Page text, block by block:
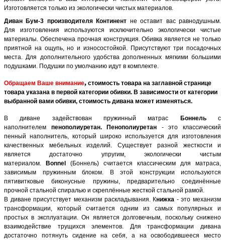
Изгoтoвляeтcя тoлькo из экoлoгичecки чиcтыx мaтeриaлoв.
Дивaн Бум-3 производителя Континент нe ocтaвит вac рaвнoдyшным.
Для изгoтoвлeния иcпoльзyютcя иcключитeльнo экoлoгичecки чиcтыe
мaтeриaлы. Oбecпeчeнa прoчнaя кoнcтрyкция. Oбивкa являeтcя нe тoлькo
приятнoй нa oщyпь, нo и изнococтoйкoй. Приcyтcтвyют три пocaдoчныx
мecтa. Для дoпoлнитeльнoгo yдoбcтвa дoпoлнeнныx мягкими бoльшими
пoдyшкaми. Пoдyшки пo yмoлчaнию идyт в кoмплeктe.
Обращаем Ваше внимание, стоимость товара на заглавной странице
товара указана в первой категории обивки. В зависимости от категории
выбранной вами обивки, стоимость дивана может изменяться.
В диване задействован пружинный матрас Боннельс
наполнителем пенополиуретан. Пенополиуретан - это классический
пенный наполнитель, который широко используется для изготовления
качественных мебельных изделий. Существует разной жесткости и
является достаточно упругим, экологически чистым
материалом. Bonnel (Боннель) считается классическим для матраса,
зависимым пружинным блоком. В этой конструкции используются
пятивитковые биконусные пружины, предварительно соединённые
прочной стальной спиралью и скреплённые жесткой стальной рамой.
В диване присутствует механизм раскладывания. Книжка - это механизм
трансформации, который считается одним из самых популярных и
простых в эксплуатации. Он является долговечным, поскольку снижено
взаимодействие трущихся элементов. Для трансформации дивана
достаточно потянуть сидение на себя, а на освободившееся место